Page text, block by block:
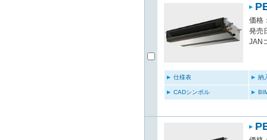
価格
発売
JAN
仕様表 納
CADシンボル